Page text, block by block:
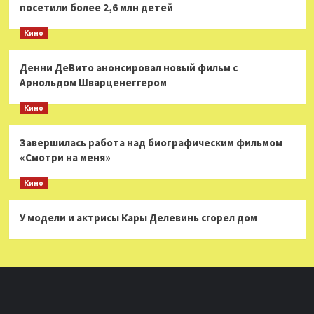
посетили более 2,6 млн детей
Кино
Денни ДеВито анонсировал новый фильм с
Арнольдом Шварценеггером
Кино
Завершилась работа над биографическим фильмом
«Смотри на меня»
Кино
У модели и актрисы Кары Делевинь сгорел дом